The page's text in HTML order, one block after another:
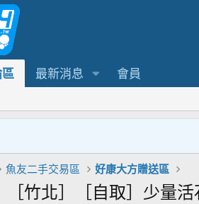
最新消息 會員
魚友二手交易區 好康大方贈送區
［竹北］［自取］少量